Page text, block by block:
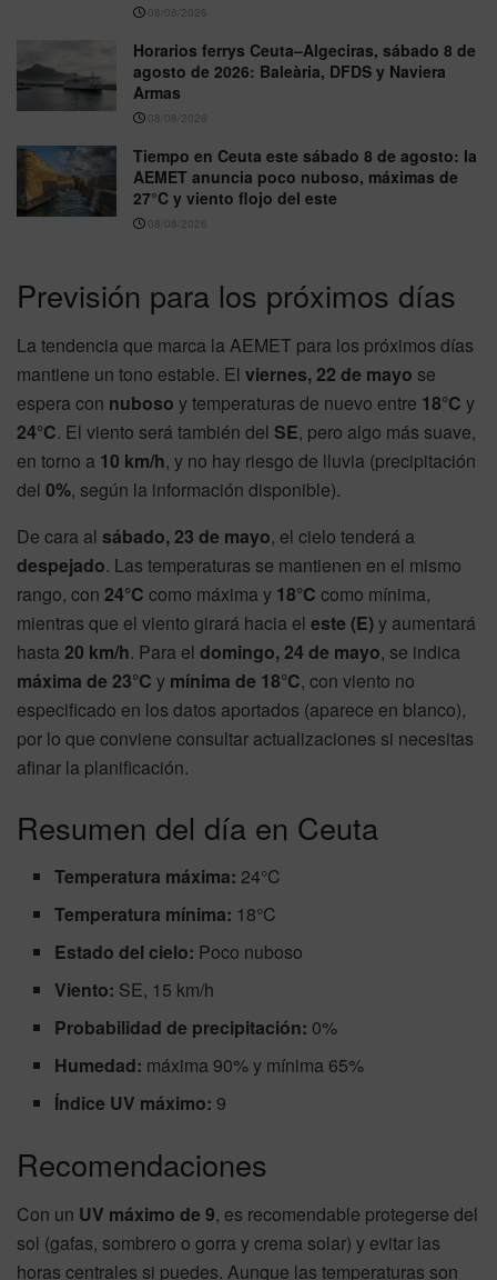
08/08/2026
Horarios ferrys Ceuta–Algeciras, sábado 8 de
agosto de 2026: Baleària, DFDS y Naviera
Armas
08/08/2026
Tiempo en Ceuta este sábado 8 de agosto: la
AEMET anuncia poco nuboso, máximas de
27°C y viento flojo del este
08/08/2026
Previsión para los próximos días
La tendencia que marca la AEMET para los próximos días
mantiene un tono estable. El viernes, 22 de mayo se
espera con nuboso y temperaturas de nuevo entre 18°C y
24°C. El viento será también del SE, pero algo más suave,
en torno a 10 km/h, y no hay riesgo de lluvia (precipitación
del 0%, según la información disponible).
De cara al sábado, 23 de mayo, el cielo tenderá a
despejado. Las temperaturas se mantienen en el mismo
rango, con 24°C como máxima y 18°C como mínima,
mientras que el viento girará hacia el este (E)y aumentará
hasta20 km/h. Para el domingo, 24 de mayo, se indica
máxima de 23°C y mínima de 18°C, con viento no
especificado en los datos aportados (aparece en blanco),
por lo que conviene consultar actualizaciones si necesitas
afinar la planificación.
Resumen del día en Ceuta
Temperatura máxima: 24°C
Temperatura mínima: 18°C
Estado del cielo: Poco nuboso
Viento: SE, 15 km/h
Probabilidad de precipitación: 0%
Humedad: máxima 90% y mínima 65%
Índice UV máximo: 9
Recomendaciones
Con un UV máximo de 9, es recomendable protegerse del
sol (gafas, sombrero o gorra y crema solar) y evitar las
horas centrales si puedes. Aunque las temperaturas son